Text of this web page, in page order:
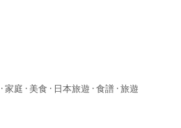
家庭 · 美食 · 日本旅遊 · 食譜 · 旅遊